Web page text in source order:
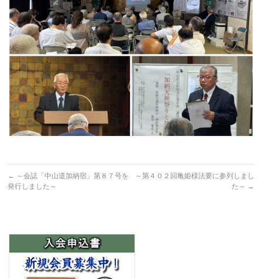
← ～会誌「中山道加納宿」第８７号を
発行しました～
～第４０２回亀姫様法要に参列しまし
た～ →